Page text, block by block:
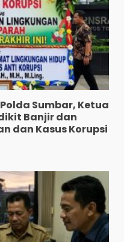
Sumbar, Ketua
Banjir dan
dan Kasus Korupsi